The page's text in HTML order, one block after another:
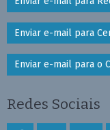
Enviar e-mail para
Enviar e-mail para o
Redes Sociais